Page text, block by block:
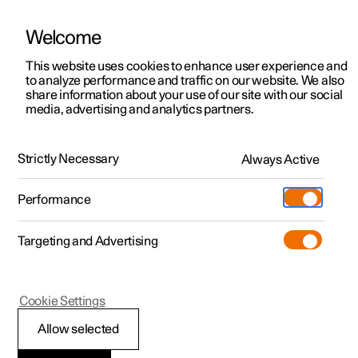
Polestar 2
Polestar 3
Polestar 4
Pre-owned
Shop
Meer
Testrit
Aanbiedingen voor
Testrit
Aanbiedingen voor
Polestar 4 coupé
Ontdek Polestar 4
Testrit
Bekijk onze stockwagens
Aanbiedingen voor
Ontdek Polestar 5
Over pre-owned
Pre-owned aanbiedingen
Aanbiedingen voor particulieren
Aanbiedingen voor
professionelen
Bekijk onze stockwagens
Configureer
Pre-owned
Testrit
Additionals
(Opent in een nieuw venster)
Experiences
Ontmoet ons
Servicepunten
Opladen
Support
Nieuws
28.07.2021
Concept to Car, aflevering 2
Moderne uitdagingen vragen soms om … traditionele
oplossingen.
Welcome
This website uses cookies to enhance user experience and
to analyze performance and traffic on our website. We also
share information about your use of our site with our social
media, advertising and analytics partners.
Strictly Necessary Always Active
Performance
Targeting and Advertising
Allow selected
Cookie Settings